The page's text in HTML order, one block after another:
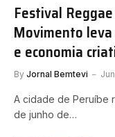
Festival
Movimento
e economia
By Jornal Bemtevi
A cidade de Peruíbe
de junho de…